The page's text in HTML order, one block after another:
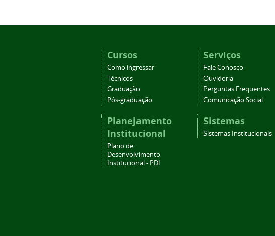
Cursos
Como ingressar
Técnicos
Graduação
Pós-graduação
Planejamento
Institucional
Plano de
Desenvolvimento
Institucional - PDI
Serviços
Fale Conosco
Ouvidoria
Perguntas Frequentes
Comunicação Social
Sistemas
Sistemas Institucionais